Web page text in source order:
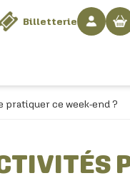
Billetterie
ce week-end ?